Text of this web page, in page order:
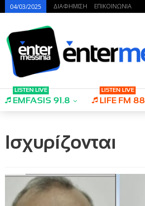
04/03/2025 ΔΙΑΦΗΜΙΣΗ ΕΠΙΚΟΙΝΩΝΙΑ
EMFASIS 91.8
LISTEN LIVE
LIFE FM 88
LISTEN LIVE
Ισχυρίζονται